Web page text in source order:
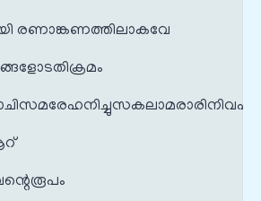
രണാങ്കണത്തിലാകവേ